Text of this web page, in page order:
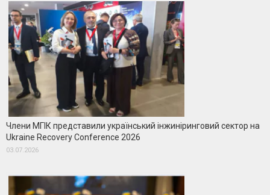
Члени МГІК представили український інжиніринговий сектор на
Ukraine Recovery Conference 2026
03.07.2026